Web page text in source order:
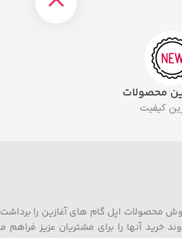
محصولات
کیفیت
کرد. این مجموعه با تمرکز بر فروش محصولات اپل گام
آنها را برای مشتریان عزیز فراهم